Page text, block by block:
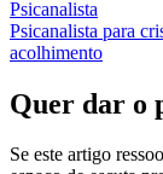
Psicanalista
Psicanalista para
acolhimento
Quer dar o
Se este artigo